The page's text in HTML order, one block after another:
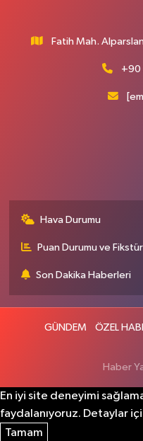
Fatih Mah.
+90
Hava Durumu
Puan Durumu ve Fikstür
Son Dakika Haberleri
GÜNDEM ÖZEL
Haber
En iyi site deneyimi
faydalanıyoruz. Detaylar
Tamam